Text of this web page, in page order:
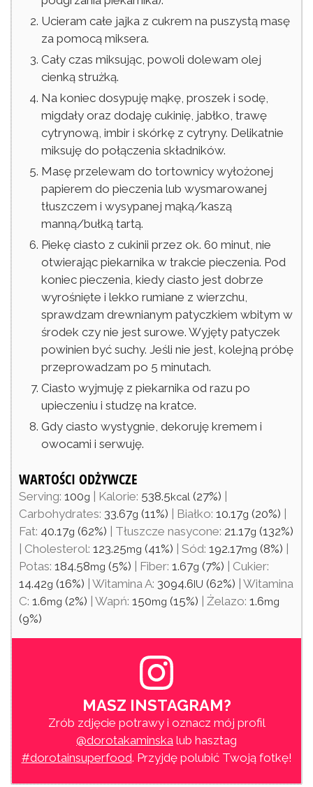
Ucieram całe jajka z cukrem na puszystą masę
za pomocą miksera.
Cały czas miksując, powoli dolewam olej
cienką strużką.
Na koniec dosypuję mąkę, proszek i sodę,
migdały oraz dodaję cukinię, jabłko, trawę
cytrynową, imbir i skórkę z cytryny. Delikatnie
miksuję do połączenia składników.
Masę przelewam do tortownicy wyłożonej
papierem do pieczenia lub wysmarowanej
tłuszczem i wysypanej mąką/kaszą
manną/bułką tartą.
Piekę ciasto z cukinii przez ok. 60 minut, nie
otwierając piekarnika w trakcie pieczenia. Pod
koniec pieczenia, kiedy ciasto jest dobrze
wyrośnięte i lekko rumiane z wierzchu,
sprawdzam drewnianym patyczkiem wbitym w
środek czy nie jest surowe. Wyjęty patyczek
powinien być suchy. Jeśli nie jest, kolejną próbę
przeprowadzam po 5 minutach.
Ciasto wyjmuję z piekarnika od razu po
upieczeniu i studzę na kratce.
Gdy ciasto wystygnie, dekoruję kremem i
owocami i serwuję.
WARTOŚCI ODŻYWCZE
Serving: 100g Kalorie: 538.5kcal(27%)
Carbohydrates: 33.67g (11%) Białko: 10.17g (20%)
Fat: 40.17g (62%) Tłuszcze nasycone: 21.17g (132%)
Cholesterol: 123.25mg (41%) Sód: 192.17mg (8%)
Potas: 184.58mg (5%) Fiber: 1.67g (7%)
Cukier:
14.42g (16%) Witamina A: 3094.6IU (62%) Witamina
C: 1.6mg (2%) Wapń: 150mg (15%) Żelazo: 1.6mg
(9%)
MASZ INSTAGRAM?
Zrób zdjęcie potrawy i oznacz mój profil
@dorotakaminska lub hasztag
#dorotainsuperfood. Przyjdę polubić Twoją fotkę!